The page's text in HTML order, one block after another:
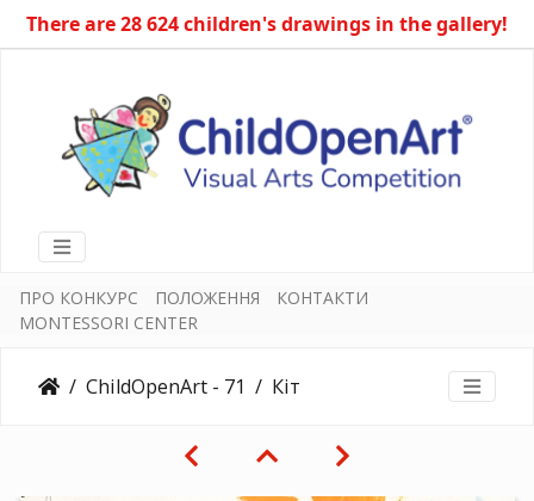
There are 28 624 children's drawings in the gallery!
ПРО КОНКУРС ПОЛОЖЕННЯ
КОНТАКТИ
MONTESSORI CENTER
ChildOpenArt - 71 Кіт